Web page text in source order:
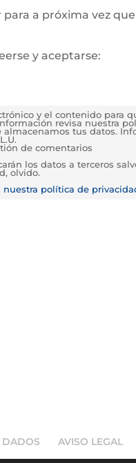
a próxima vez
y aceptarse:
y el contenido para
revisa nuestra
tus datos.
de comentarios
los datos a terceros
olvido.
nuestra política de
DADOS AVISO LEGAL